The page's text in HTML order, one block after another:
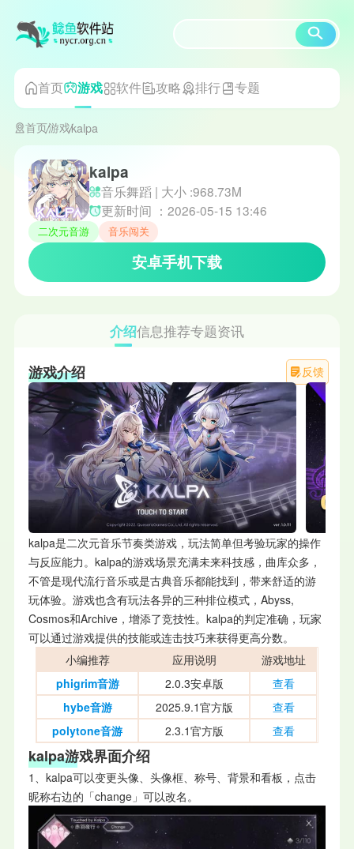
首页 游戏 软件 攻略 排行 专题
首页游戏kalpa
kalpa
音乐舞蹈 | 大小 :968.73M
更新时间 ：2026-05-15 13:46
二次元音游 音乐闯关
安卓手机下载
介绍信息推荐专题资讯
反馈
游戏介绍
kalpa是二次元音乐节奏类游戏，玩法简单但考验玩家的操作
与反应能力。kalpa的游戏场景充满未来科技感，曲库众多，
不管是现代流行音乐或是古典音乐都能找到，带来舒适的游
玩体验。游戏也含有玩法各异的三种排位模式，Abyss,
Cosmos和Archive，增添了竞技性。kalpa的判定准确，玩家
可以通过游戏提供的技能或连击技巧来获得更高分数。
小编推荐
应用说明
游戏地址
phigrim音游
2.0.3安卓版
查看
hybe音游
2025.9.1官方版
查看
polytone音游
2.3.1官方版 查看
kalpa游戏界面介绍
1、kalpa可以变更头像、头像框、称号、背景和看板，点击
昵称右边的「change」可以改名。